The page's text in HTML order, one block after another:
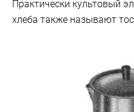
Практически культовый
хлеба также называют